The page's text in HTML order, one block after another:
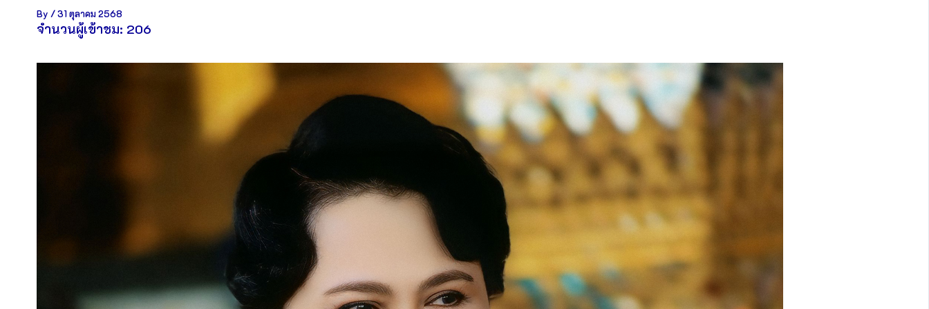
By /31 ตุลาคม 2568
จำนวนผู้เข้าชม: 206